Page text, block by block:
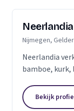
Nijmegen,
Neerlandia
bamboe, kurk,
kunt u bij ons
familiebedrijf in
Bekijk